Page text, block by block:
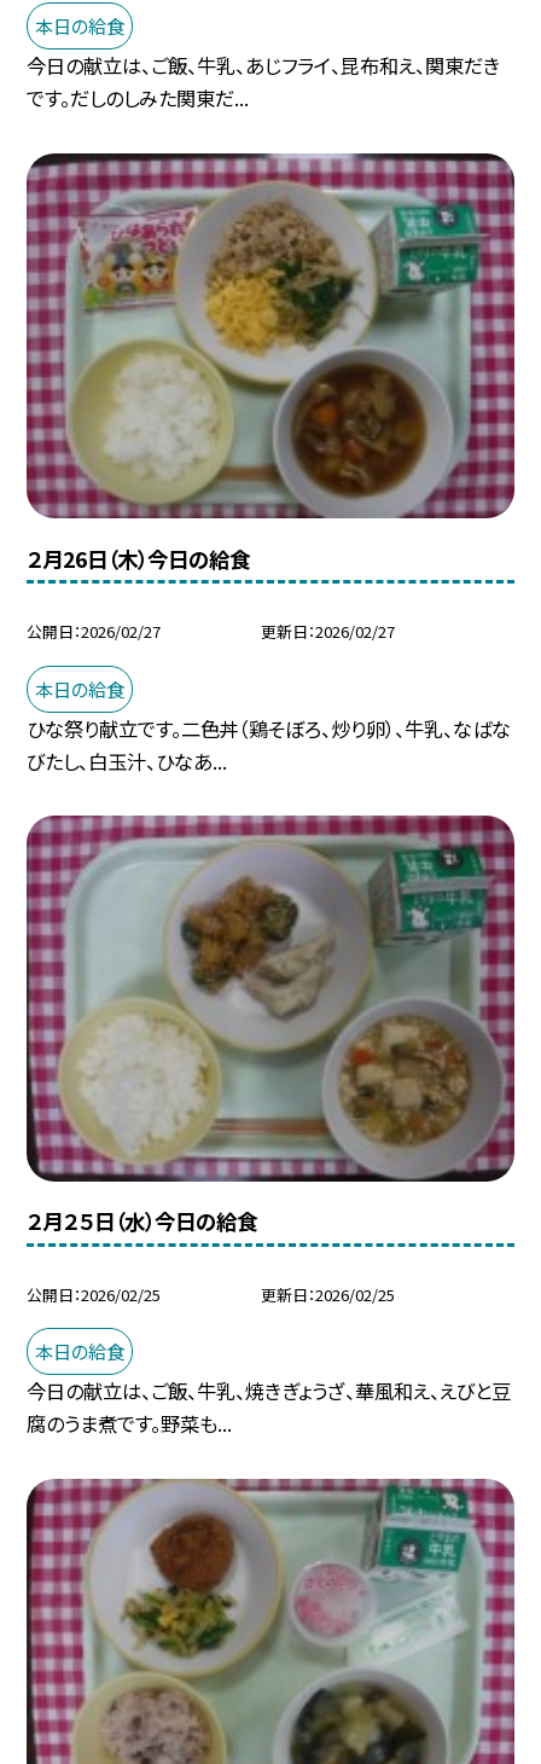
本日の給食
今日の献立は、ご飯、牛乳、あじフライ、昆布和え、関東だき
です。だしのしみた関東だ...
２月26日（木）今日の給食
公開日 2026/02/27 更新日 2026/02/27
本日の給食
ひな祭り献立です。二色丼（鶏そぼろ、炒り卵）、牛乳、なばな
びたし、白玉汁、ひなあ...
２月２５日（水）今日の給食
公開日 2026/02/25 更新日 2026/02/25
本日の給食
今日の献立は、ご飯、牛乳、焼きぎょうざ、華風和え、えびと豆
腐のうま煮です。野菜も...